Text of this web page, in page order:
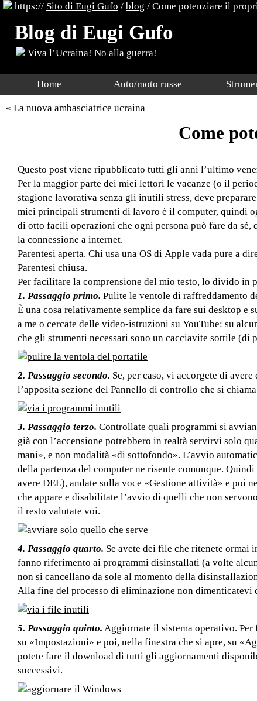
https:// Sito di Eugi Gufo / blog / Come potenziare il
Blog di Eugi Gufo
Viva l’Ucraina! No alla guerra!
Home Auto/moto russe
« La nuova ambasciatrice ucraina
Come
Questo post viene ripubblicato tutti gli anni l’ultimo
Per la maggior parte dei miei lettori le vacanze (o il
stagione lavorativa senza gli inutili stress, deve
miei principali strumenti di lavoro è il computer, quindi
di otto facili operazioni che ogni persona può fare da sé,
la connessione a internet.
Parentesi aperta. Chi usa una OS di Apple vada pure a
Parentesi chiusa.
Per facilitare la comprensione del mio testo, lo divido in
1. Passaggio primo. Pulite le ventole di raffreddamento
È una cosa relativamente semplice da fare sui desktop
a me o cercate delle video-istruzioni su YouTube: su
che gli strumenti necessari sono un cacciavite sottile (di
2. Passaggio secondo. Se, per caso, vi accorgete di
l’apposita sezione del Pannello di controllo che si
3. Passaggio terzo. Controllate quali programmi si
già con l’accensione potrebbero in realtà servirvi solo
mani», e non modalità «di sottofondo». L’avvio
della partenza del computer ne risente comunque.
avere DEL), andate sulla voce «Gestione attività» e poi
che appare e disabilitate l’avvio di quelli che non
il resto valutate voi.
4. Passaggio quarto. Se avete dei file che ritenete
fanno riferimento ai programmi disinstallati (a volte
non si cancellano da sole al momento della
Alla fine del processo di eliminazione non dimenticatevi
5. Passaggio quinto. Aggiornate il sistema operativo. Per
su «Impostazioni» e poi, nella finestra che si apre, su
potete fare il download di tutti gli aggiornamenti
successivi.